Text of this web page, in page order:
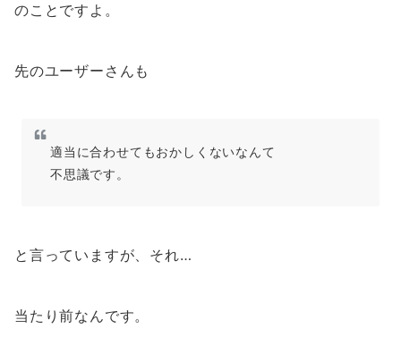
のことですよ。
先のユーザーさんも
適当に合わせてもおかしくないなんて
不思議です。
と言っていますが、それ…
当たり前なんです。